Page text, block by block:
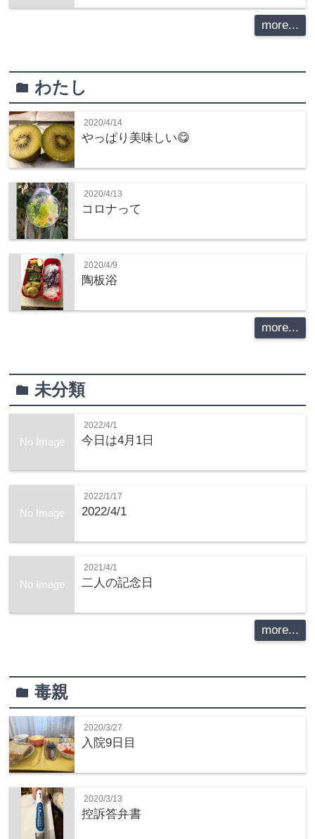
more...
folderわたし
2020/4/14
やっぱり美味しい😋
2020/4/13
コロナって
2020/4/9
陶板浴
more...
folder未分類
No Image
2022/4/1
今日は4月1日
No Image
2022/1/17
2022/4/1
No Image
2021/4/1
二人の記念日
more...
folder毒親
2020/3/27
入院9日目
2020/3/13
控訴答弁書